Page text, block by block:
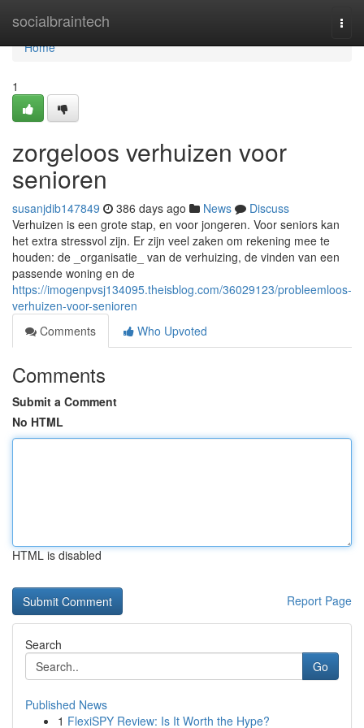
socialbraintech
Home
Home
1
zorgeloos verhuizen voor
senioren
susanjdib147849 386 days ago News
Discuss
Verhuizen is een grote stap, en voor jongeren. Voor seniors kan
het extra stressvol zijn. Er zijn veel zaken om rekening mee te
houden: de _organisatie_ van de verhuizing, de vinden van een
passende woning en de
https://imogenpvsj134095.theisblog.com/36029123/probleemloos-
verhuizen-voor-senioren
Comments
Who Upvoted
Comments
Submit a Comment
No HTML
HTML is disabled
Report Page
Search
Go
Published News
1 FlexiSPY Review: Is It Worth the Hype?